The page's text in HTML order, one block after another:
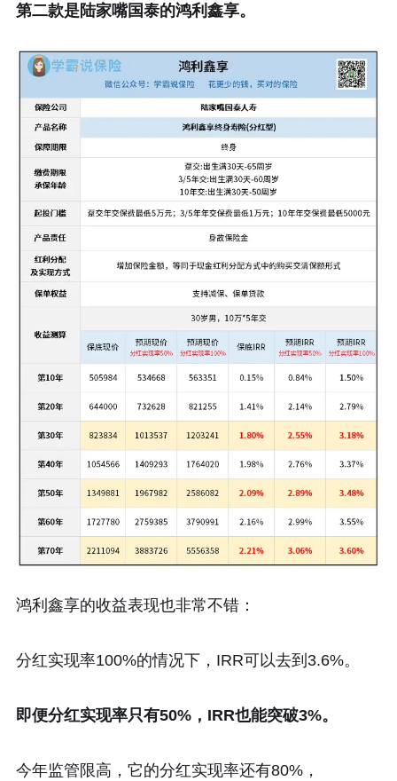
第二款是陆家嘴国泰的鸿利鑫享。
鸿利鑫享的收益表现也非常不错：
分红实现率100%的情况下，IRR可以去到3.6%。
即便分红实现率只有50%，IRR也能突破3%。
今年监管限高，它的分红实现率还有80%，